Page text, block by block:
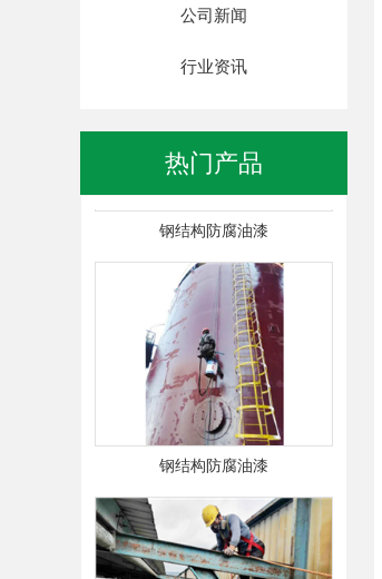
公司新闻
行业资讯
热门产品
钢结构防腐油漆
钢结构防腐油漆